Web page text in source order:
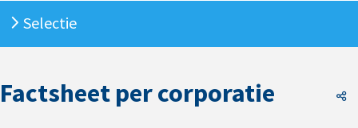
Selectie
Factsheet per corporatie